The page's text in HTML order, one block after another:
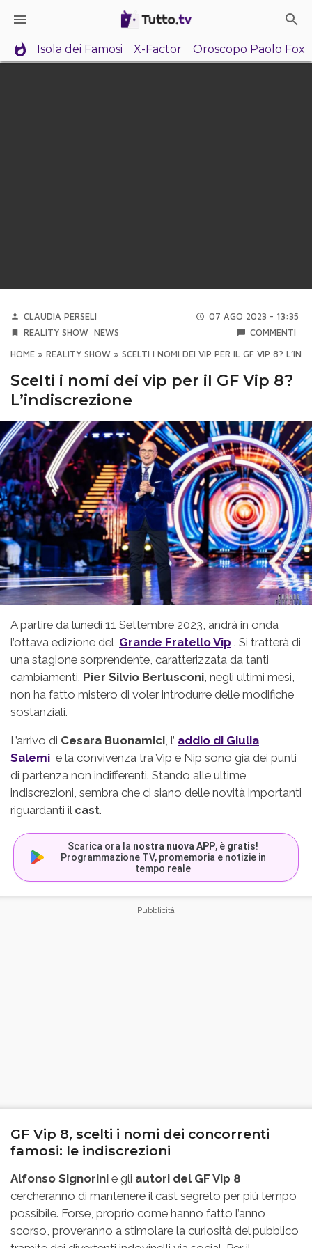
Isola dei Famosi X-Factor Oroscopo Paolo Fox
CLAUDIA PERSELI
07 AGO 2023 - 13:35
REALITY SHOW NEWS COMMENTI
HOME » REALITY SHOW » SCELTI I NOMI DEI VIP PER IL GF VIP 8?
Scelti i nomi dei vip per il GF Vip 8?
L’indiscrezione
A partire da lunedì 11 Settembre 2023, andrà in onda
l’ottava edizione del Grande Fratello Vip . Si tratterà di
una stagione sorprendente, caratterizzata da tanti
cambiamenti. Pier Silvio Berlusconi, negli ultimi mesi,
non ha fatto mistero di voler introdurre delle modifiche
sostanziali.
L’arrivo di Cesara Buonamici, l’ addio di Giulia
Salemi e la convivenza tra Vip e Nip sono già dei punti
di partenza non indifferenti. Stando alle ultime
indiscrezioni, sembra che ci siano delle novità importanti
riguardanti il cast.
Scarica ora la nostra nuova APP, è gratis!
Programmazione TV, promemoria e notizie in
tempo reale
GF Vip 8, scelti i nomi dei concorrenti
famosi: le indiscrezioni
Alfonso Signorini e gli autori del GF Vip 8
cercheranno di mantenere il cast segreto per più tempo
possibile. Forse, proprio come hanno fatto l’anno
scorso, proveranno a stimolare la curiosità del pubblico